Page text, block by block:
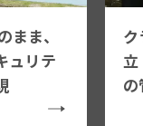
まま、
ュリテ
ク
の